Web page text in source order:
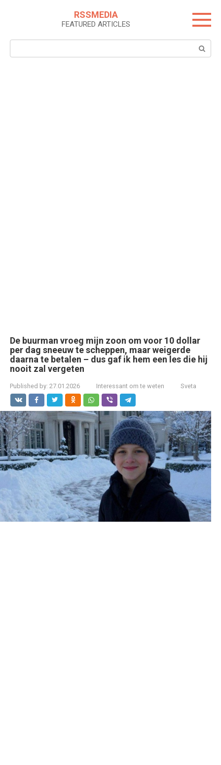
RSSMEDIA
FEATURED ARTICLES
Search:
De buurman vroeg mijn zoon om voor 10 dollar
per dag sneeuw te scheppen, maar weigerde
daarna te betalen – dus gaf ik hem een les die hij
nooit zal vergeten
Published by: 27.01.2026 Interessant om te weten Sveta